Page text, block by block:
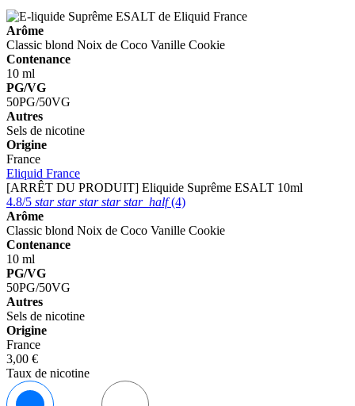
Arôme
Classic blond Noix de Coco Vanille Cookie
Contenance
10 ml
PG/VG
50PG/50VG
Autres
Sels de nicotine
Origine
France
Eliquid France
[ARRÊT DU PRODUIT] Eliquide Suprême ESALT 10ml
4.8/5 starstarstarstarstar_half(4)
Arôme
Classic blond Noix de Coco Vanille Cookie
Contenance
10 ml
PG/VG
50PG/50VG
Autres
Sels de nicotine
Origine
France
3,00 €
Taux de nicotine